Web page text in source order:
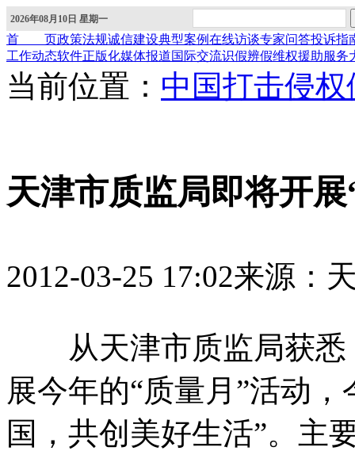
2026年08月10日 星期一
首 页政策法规诚信建设典型案例在线访谈专家问答投诉指
工作动态软件正版化媒体报道国际交流识假辨假维权援助服务
当前位置： 中国打击侵
天津市质监局即将开
2012-03-25 17:02来源：
从天津市质监局获悉
展今年的“质量月”活动
国，共创美好生活”。主